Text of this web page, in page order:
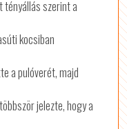
szerint a
kocsiban
a pulóverét, majd
jelezte, hogy a